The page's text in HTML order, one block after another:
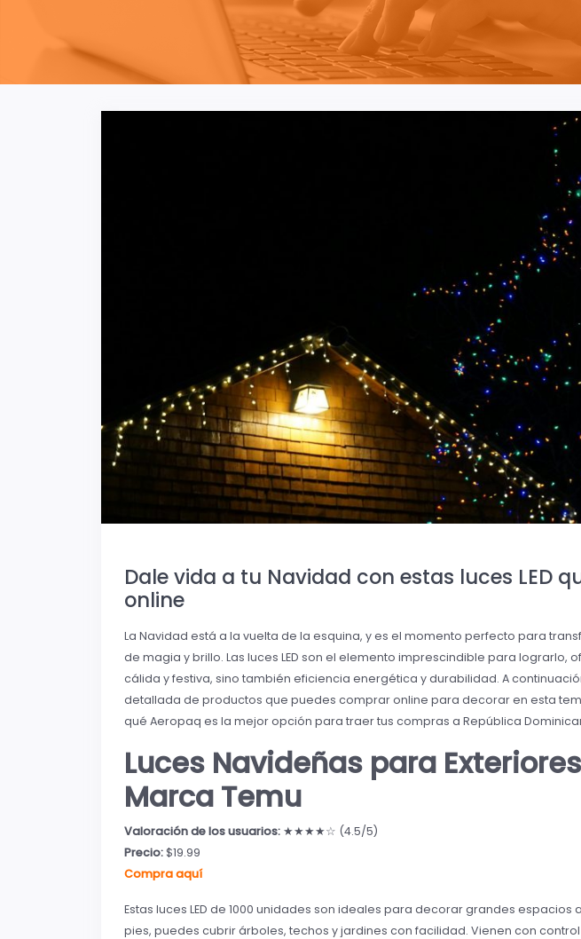
Dale vida a tu Navidad con estas luces LED
online
La Navidad está a la vuelta de la esquina, y es el momento perfecto para
de magia y brillo. Las luces LED son el elemento imprescindible para lograrlo,
cálida y festiva, sino también eficiencia energética y durabilidad. A
detallada de productos que puedes comprar online para decorar en esta
qué Aeropaq es la mejor opción para traer tus compras a República
Luces Navideñas para Exteriores
Marca Temu
Valoración de los usuarios: ★★★★☆ (4.5/5)
Precio:$19.99
Compra aquí
Estas luces LED de 1000 unidades son ideales para decorar grandes espacios
pies, puedes cubrir árboles, techos y jardines con facilidad. Vienen con